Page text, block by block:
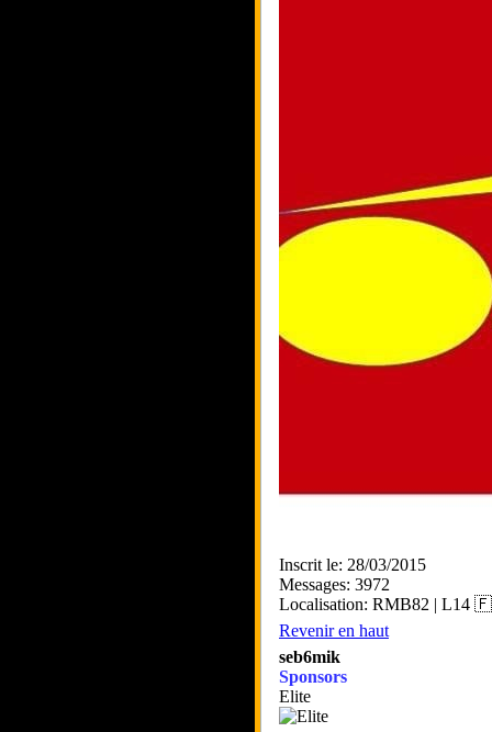
Inscrit le: 28/03/2015
Messages: 3972
Localisation: RMB82 | L14
Revenir en haut
seb6mik
Sponsors
Elite